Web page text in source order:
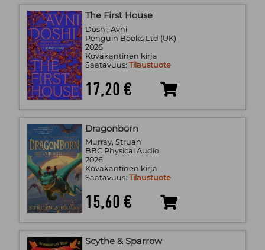
The First House
Doshi, Avni
Penguin Books Ltd (UK)
2026
Kovakantinen kirja
Saatavuus: Tilaustuote
17,20 €
Dragonborn
Murray, Struan
BBC Physical Audio
2026
Kovakantinen kirja
Saatavuus: Tilaustuote
15,60 €
Scythe & Sparrow